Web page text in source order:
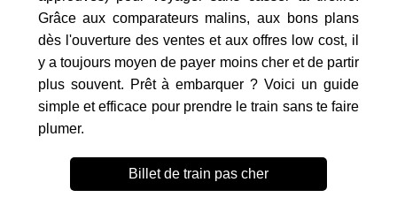
Grâce aux comparateurs malins, aux bons plans
dès l'ouverture des ventes et aux offres low cost, il
y a toujours moyen de payer moins cher et de partir
plus souvent. Prêt à embarquer ? Voici un guide
simple et efficace pour prendre le train sans te faire
plumer.
Billet de train pas cher